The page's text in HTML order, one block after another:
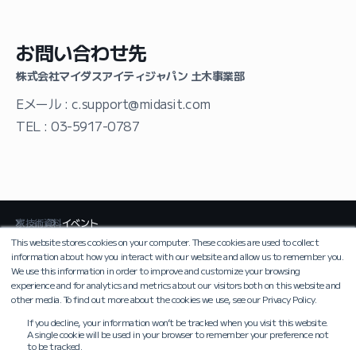
This website stores cookies on your computer. These cookies are used to collect
information about how you interact with our website and allow us to remember you.
We use this information in order to improve and customize your browsing
experience and for analytics and metrics about our visitors both on this website and
other media. To find out more about the cookies we use, see our Privacy Policy.
If you decline, your information won’t be tracked when you visit this website.
A single cookie will be used in your browser to remember your preference not
to be tracked.
お問い合わせ先
株式会社マイダスアイティジャパン 土木事業部
Eメール : c.support@midasit.com
TEL :03-5917-0787
家技術資料イベント
個人情報処理方針利用規約
代表取締役 申 定鎬
〒110-0016 東京都台東区台東4丁目19-9 山口ビル7 (上野御徒町プレイス）5F